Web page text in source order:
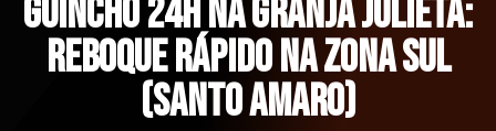
GUINCHO 24H NA GRANJA JULIETA:
REBOQUE RÁPIDO NA ZONA SUL
(SANTO AMARO)